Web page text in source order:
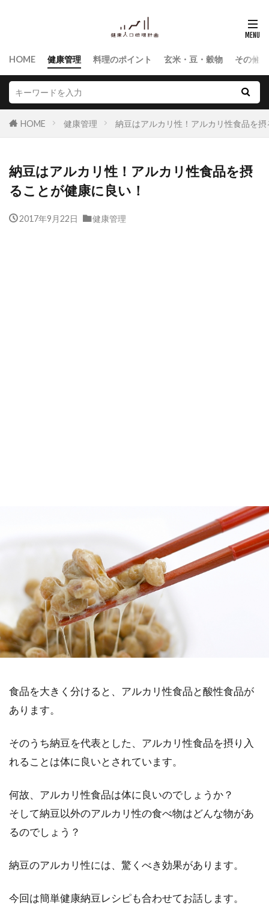
HOME 健康管理 料理のポイント 玄米・豆・穀物 その他
HOME 健康管理 納豆はアルカリ性！アルカリ性食品を
納豆はアルカリ性！アルカリ性食品を摂
ることが健康に良い！
2017年9月22日 健康管理
食品を大きく分けると、アルカリ性食品と酸性食品が
あります。
そのうち納豆を代表とした、アルカリ性食品を摂り入
れることは体に良いとされています。
何故、アルカリ性食品は体に良いのでしょうか？
そして納豆以外のアルカリ性の食べ物はどんな物があ
るのでしょう？
納豆のアルカリ性には、驚くべき効果があります。
今回は簡単健康納豆レシピも合わせてお話します。